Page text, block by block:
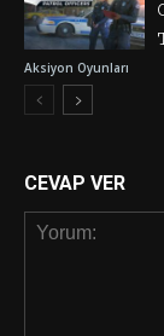
Aksiyon Oyunları
CEVAP VER